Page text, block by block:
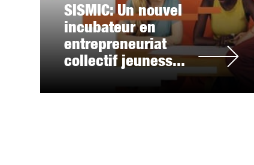
SISMIC: Un nouvel
incubateur en
entrepreneuriat
collectif jeuness...